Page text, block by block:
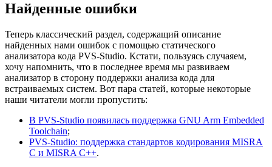
Найденные ошибки
Теперь классический раздел, содержащий описание
найденных нами ошибок с помощью статического
анализатора кода PVS-Studio. Кстати, пользуясь случаяем,
хочу напомнить, что в последнее время мы развиваем
анализатор в сторону поддержки анализа кода для
встраиваемых систем. Вот пара статей, которые некоторые
наши читатели могли пропустить:
В PVS-Studio появилась поддержка GNU Arm Embedded
Toolchain;
PVS-Studio: поддержка стандартов кодирования MISRA
C и MISRA C++.